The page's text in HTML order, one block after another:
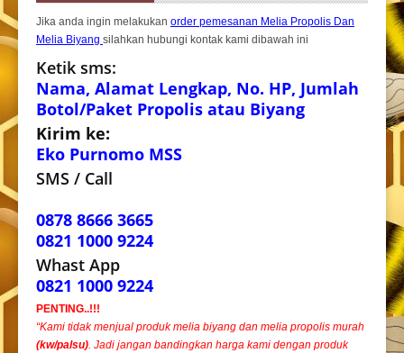
Jika anda ingin melakukan order pemesanan Melia Propolis Dan
Melia Biyang silahkan hubungi kontak kami dibawah ini
Ketik sms:
Nama, Alamat Lengkap, No. HP, Jumlah
Botol/Paket Propolis atau Biyang
Kirim ke:
Eko Purnomo MSS
SMS / Call
0878 8666 3665
0821 1000 9224
Whast App
0821 1000 9224
PENTING..!!!
“Kami tidak menjual produk melia biyang dan melia propolis murah
(kw/palsu). Jadi jangan bandingkan harga kami dengan produk